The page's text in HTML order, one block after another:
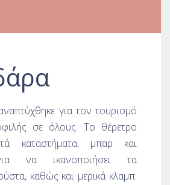
για τον τουρισμό
σε όλους. Το θέρετρο
καταστήματα, μπαρ και
να ικανοποιήσει τα
καθώς και μερικά κλαμπ.